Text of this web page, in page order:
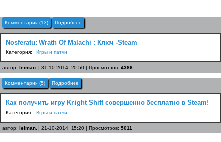
Комментарии (13) Подробнее
Nosferatu: Wrath Of Malachi : Ключ -Steam
Категория: Игры и патчи
автор: leiman. | 31-10-2014, 20:50 | Просмотров: 4386
Комментарии (5) Подробнее
Как получить игру Knight Shift совершенно бесплатно в Steam!
Категория: Игры и патчи
автор: leiman. | 21-10-2014, 15:20 | Просмотров: 5011